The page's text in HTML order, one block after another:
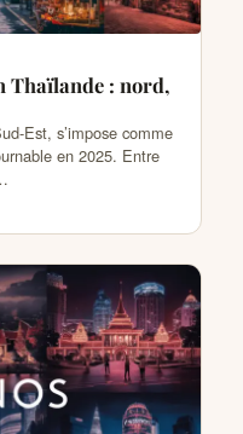
Thaïlande : nord,
Est, s’impose comme
en 2025. Entre